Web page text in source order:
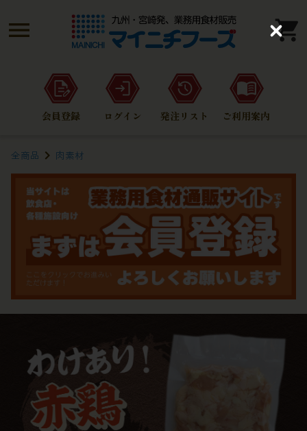
会員登録 ログイン 発注リスト ご利用案内
全商品 肉素材
C